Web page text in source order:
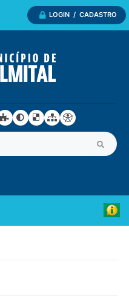
LOGIN / CADASTRO